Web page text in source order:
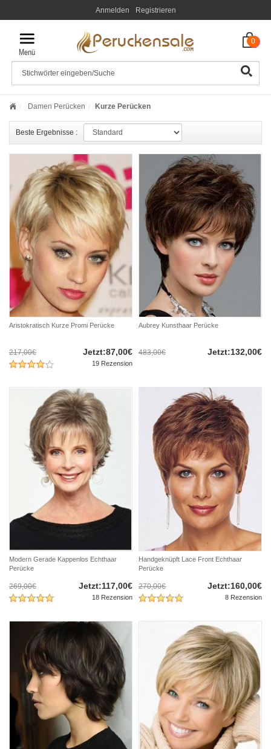
Anmelden Registrieren
0
Damen Perücken Kurze Perücken
Beste Ergebnisse :
Aristokratisch Kurze Promi Perücke
217,00€ Jetzt:87,00€
19 Rezension
Aubrey Kunsthaar Perücke
483,00€ Jetzt:132,00€
Modern Gerade Kappenlos Echthaar
Perücke
269,00€ Jetzt:117,00€
18 Rezension
Handgeknüpft Lace Front Echthaar
Perücke
270,00€ Jetzt:160,00€
8 Rezension